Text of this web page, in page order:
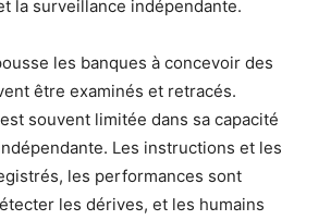
la surveillance indépendante.
les banques à concevoir des
être examinés et retracés.
est souvent limitée dans sa capacité
Les instructions et les
les performances sont
les dérives, et les humains